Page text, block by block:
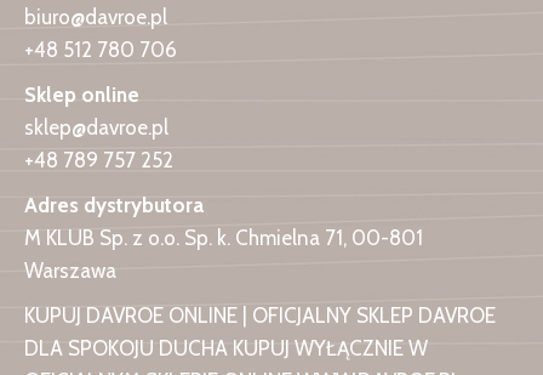
biuro@davroe.pl
+48 512 780 706
Sklep online
sklep@davroe.pl
+48 789 757 252
Adres dystrybutora
M KLUB Sp. z o.o. Sp. k. Chmielna 71, 00-801
Warszawa
KUPUJ DAVROE ONLINE | OFICJALNY SKLEP DAVROE
DLA SPOKOJU DUCHA KUPUJ WYŁĄCZNIE W